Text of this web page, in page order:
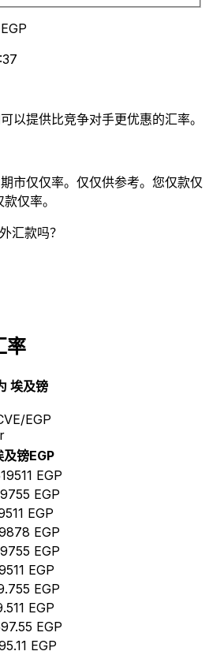
EGP
以提供比竞争对手更优惠的汇率。
市仅仅率。仅仅供参考。您仅款仅
仅率。
汇款吗？
率
埃及镑
EGP
及镑EGP
EGP
EGP
EGP
EGP
EGP
EGP
EGP
EGP
EGP
EGP